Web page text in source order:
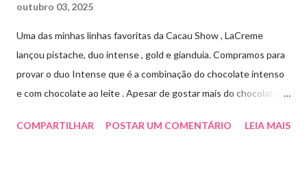
outubro 03, 2025
Uma das minhas linhas favoritas da Cacau Show , LaCreme
lançou pistache, duo intense , gold e gianduia. Compramos para
provar o duo Intense que é a combinação do chocolate intenso
e com chocolate ao leite . Apesar de gostar mais do chocolate
medida certa ( tem sabor e cremosidade ). Preço R$19,99 .
COMPARTILHAR POSTAR UM COMENTÁRIO LEIA MAIS